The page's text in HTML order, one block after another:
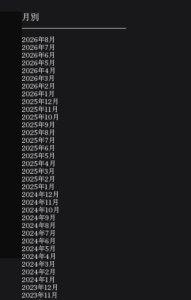
月別
2026年8月
2026年7月
2026年6月
2026年5月
2026年4月
2026年3月
2026年2月
2026年1月
2025年12月
2025年11月
2025年10月
2025年9月
2025年8月
2025年7月
2025年6月
2025年5月
2025年4月
2025年3月
2025年2月
2025年1月
2024年12月
2024年11月
2024年10月
2024年9月
2024年8月
2024年7月
2024年6月
2024年5月
2024年4月
2024年3月
2024年2月
2024年1月
2023年12月
2023年11月